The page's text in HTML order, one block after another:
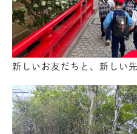
新しいお友だちと、新しい